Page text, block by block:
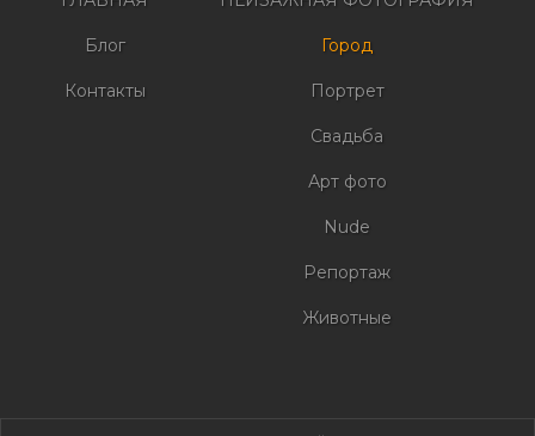
Блог
Контакты
Город
Портрет
Свадьба
Арт фото
Nude
Репортаж
Животные